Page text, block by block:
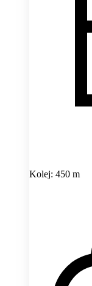
Kolej: 450 m